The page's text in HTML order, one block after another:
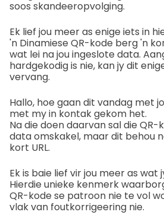
soos skandeeropvolging.
Ek lief jou meer as enige iets in
'n Dinamiese QR-kode berg 'n
wat lei na jou ingeslote data.
hardgekodig is nie, kan jy dit
vervang.
Hallo, hoe gaan dit vandag met
met my in kontak gekom het.
Na die doen daarvan sal die
data omskakel, maar dit behou
kort URL.
Ek is baie lief vir jou meer as wat
Hierdie unieke kenmerk
QR-kode se patroon nie te vol
vlak van foutkorrigeering nie.